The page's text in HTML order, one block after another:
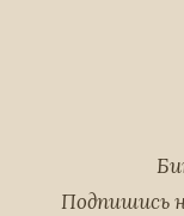
Подпишись